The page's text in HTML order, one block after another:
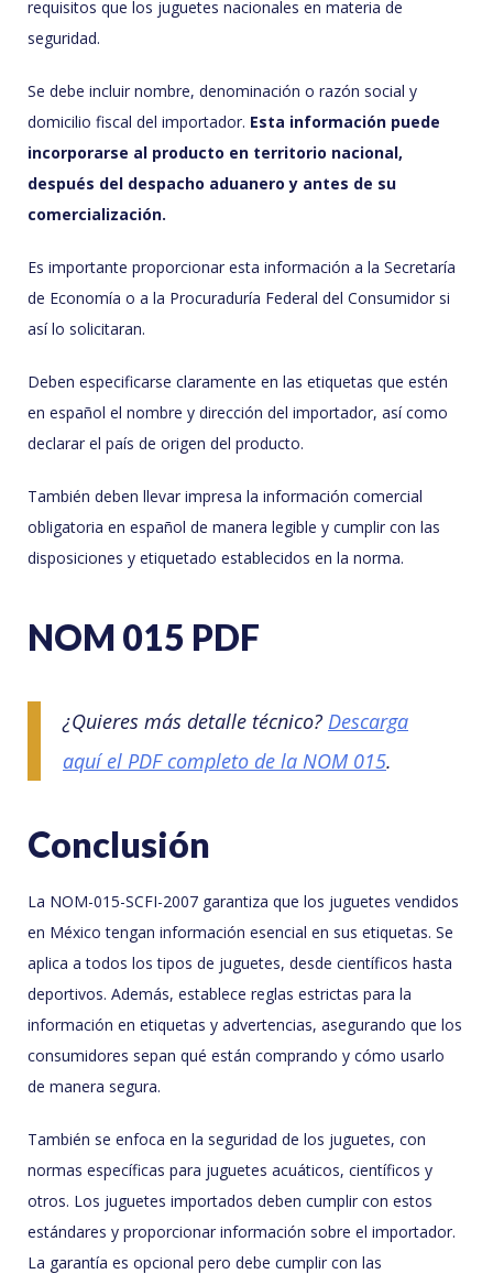
requisitos que los juguetes nacionales en materia de
seguridad.
Se debe incluir nombre, denominación o razón social y
domicilio fiscal del importador. Esta información puede
incorporarse al producto en territorio nacional,
después del despacho aduanero y antes de su
comercialización.
Es importante proporcionar esta información a la Secretaría
de Economía o a la Procuraduría Federal del Consumidor si
así lo solicitaran.
Deben especificarse claramente en las etiquetas que estén
en español el nombre y dirección del importador, así como
declarar el país de origen del producto.
También deben llevar impresa la información comercial
obligatoria en español de manera legible y cumplir con las
disposiciones y etiquetado establecidos en la norma.
NOM 015 PDF
¿Quieres más detalle técnico? Descarga
aquí el PDF completo de la NOM 015.
Conclusión
La NOM-015-SCFI-2007 garantiza que los juguetes vendidos
en México tengan información esencial en sus etiquetas. Se
aplica a todos los tipos de juguetes, desde científicos hasta
deportivos. Además, establece reglas estrictas para la
información en etiquetas y advertencias, asegurando que los
consumidores sepan qué están comprando y cómo usarlo
de manera segura.
También se enfoca en la seguridad de los juguetes, con
normas específicas para juguetes acuáticos, científicos y
otros. Los juguetes importados deben cumplir con estos
estándares y proporcionar información sobre el importador.
La garantía es opcional pero debe cumplir con las